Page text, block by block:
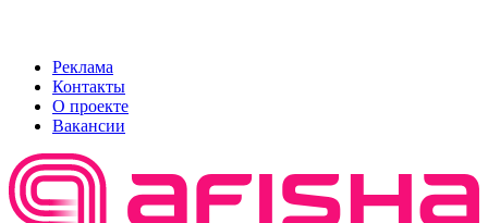
Реклама
Контакты
О проекте
Вакансии